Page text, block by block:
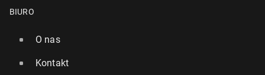
BIURO
O nas
Kontakt